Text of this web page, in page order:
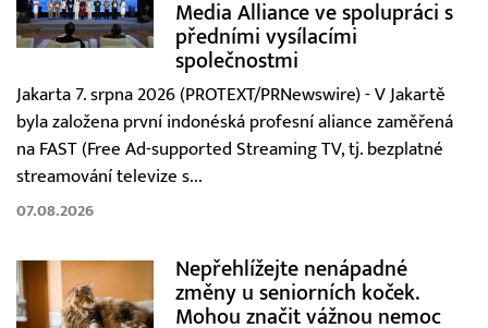
Media Alliance ve spolupráci s
předními vysílacími
společnostmi
Jakarta 7. srpna 2026 (PROTEXT/PRNewswire) - V Jakartě
byla založena první indonéská profesní aliance zaměřená
na FAST (Free Ad-supported Streaming TV, tj. bezplatné
streamování televize s...
07.08.2026
Nepřehlížejte nenápadné
změny u seniorních koček.
Mohou značit vážnou nemoc